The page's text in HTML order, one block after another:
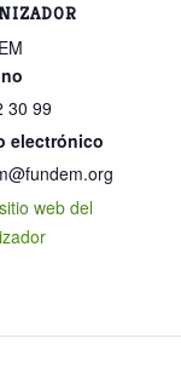
30 99
electrónico
web del